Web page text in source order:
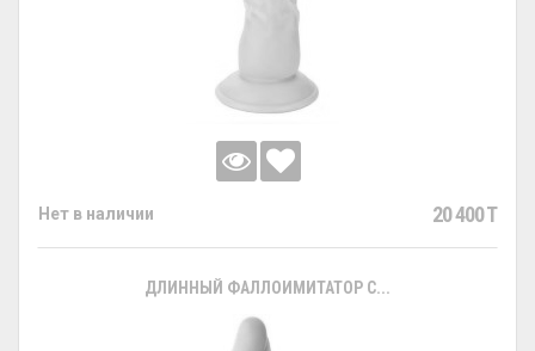
Нет в наличии 20 400 T
ДЛИННЫЙ ФАЛЛОИМИТАТОР С...